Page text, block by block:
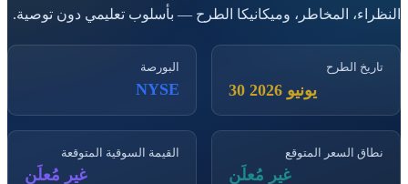
النظراء، المخاطر، وميكانيكا الطرح — بأسلوب تعليمي دون توصية.
تاريخ الطرح
30 يونيو 2026
البورصة
NYSE
نطاق السعر المتوقع
غير مُعلَن
القيمة السوقية المتوقعة
غير مُعلَن